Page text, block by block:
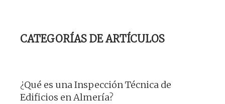
CATEGORÍAS DE ARTÍCULOS
¿Qué es una Inspección Técnica de
Edificios en Almería?